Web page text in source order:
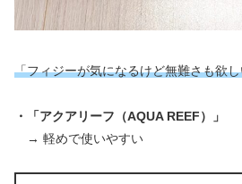
「フィジーが気になるけど無難さも欲
・「アクアリーフ（AQUA REEF）」
→ 軽めで使いやすい